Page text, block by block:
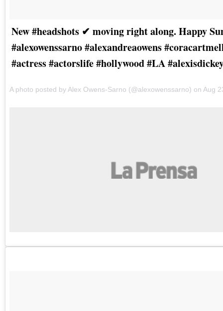
New #headshots ✔ moving right along. Happy
#alexowenssarno #alexandreaowens
#actress #actorslife #hollywood #LA
A photo posted by Alex Owens-Sarno (@alexowenssarno) on Aug